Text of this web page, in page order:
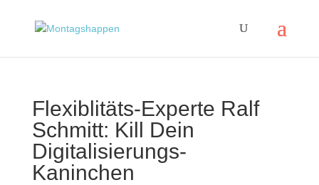
Flexiblitäts-Experte Ralf
Schmitt: Kill Dein
Digitalisierungs-
Kaninchen